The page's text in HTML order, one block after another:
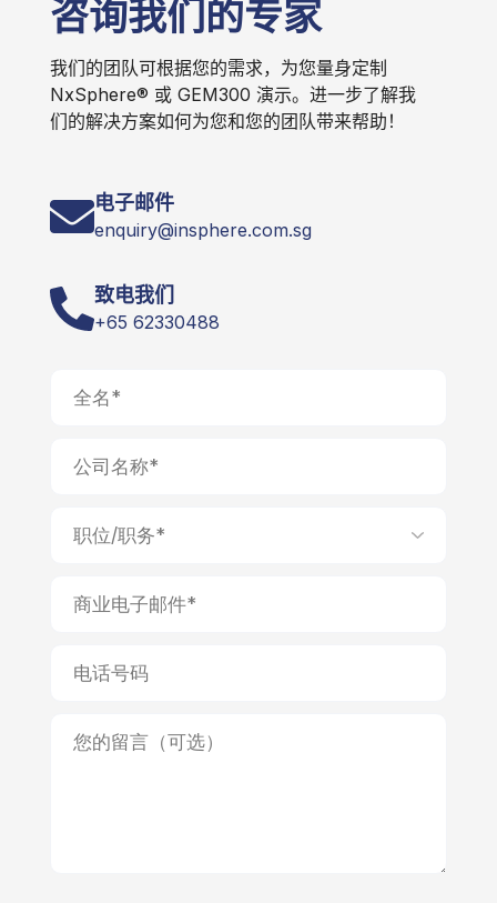
咨询我们的专家
我们的团队可根据您的需求，为您量身定制
NxSphere® 或 GEM300 演示。进一步了解我
们的解决方案如何为您和您的团队带来帮助！
电子邮件
enquiry@insphere.com.sg
致电我们
+65 62330488